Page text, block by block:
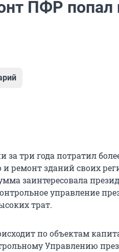
ПФР попал
за три года потратил
и ремонт зданий своих
заинтересовала
управление
трат.
по объектам
Управлению